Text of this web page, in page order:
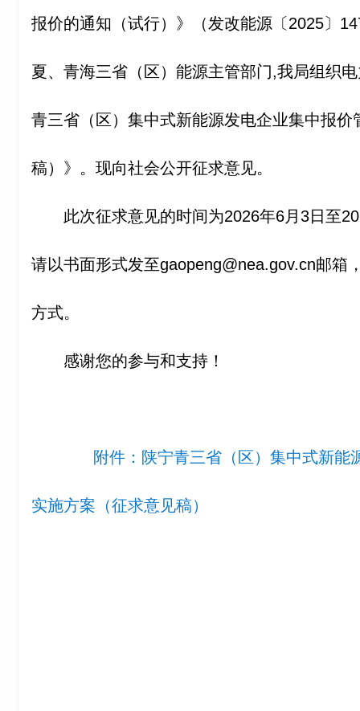
报价的通知（试行）》（发改能源〔2025〕
夏、青海三省（区）能源主管部门,我局组织
青三省（区）集中式新能源发电企业集中报
稿）》。现向社会公开征求意见。
此次征求意见的时间为2026年6月3日至
请以书面形式发至gaopeng@nea.gov.cn邮箱
方式。
感谢您的参与和支持！
附件：陕宁青三省（区）集中式新能
实施方案（征求意见稿）